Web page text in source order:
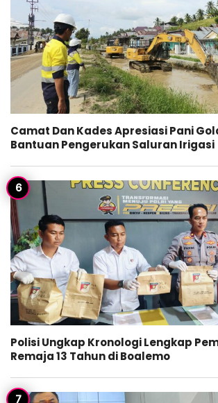
Camat Dan Kades Apresiasi Pani
Bantuan Pengerukan Saluran Irigasi
Polisi Ungkap Kronologi Lengkap
Remaja 13 Tahun di Boalemo